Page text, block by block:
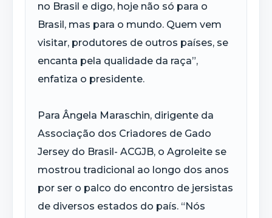
no Brasil e digo, hoje não só para o
Brasil, mas para o mundo. Quem vem
visitar, produtores de outros países, se
encanta pela qualidade da raça”,
enfatiza o presidente.
Para Ângela Maraschin, dirigente da
Associação dos Criadores de Gado
Jersey do Brasil- ACGJB, o Agroleite se
mostrou tradicional ao longo dos anos
por ser o palco do encontro de jersistas
de diversos estados do país. “Nós